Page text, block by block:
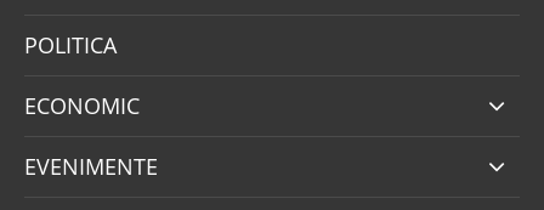
POLITICA
ECONOMIC
EVENIMENTE